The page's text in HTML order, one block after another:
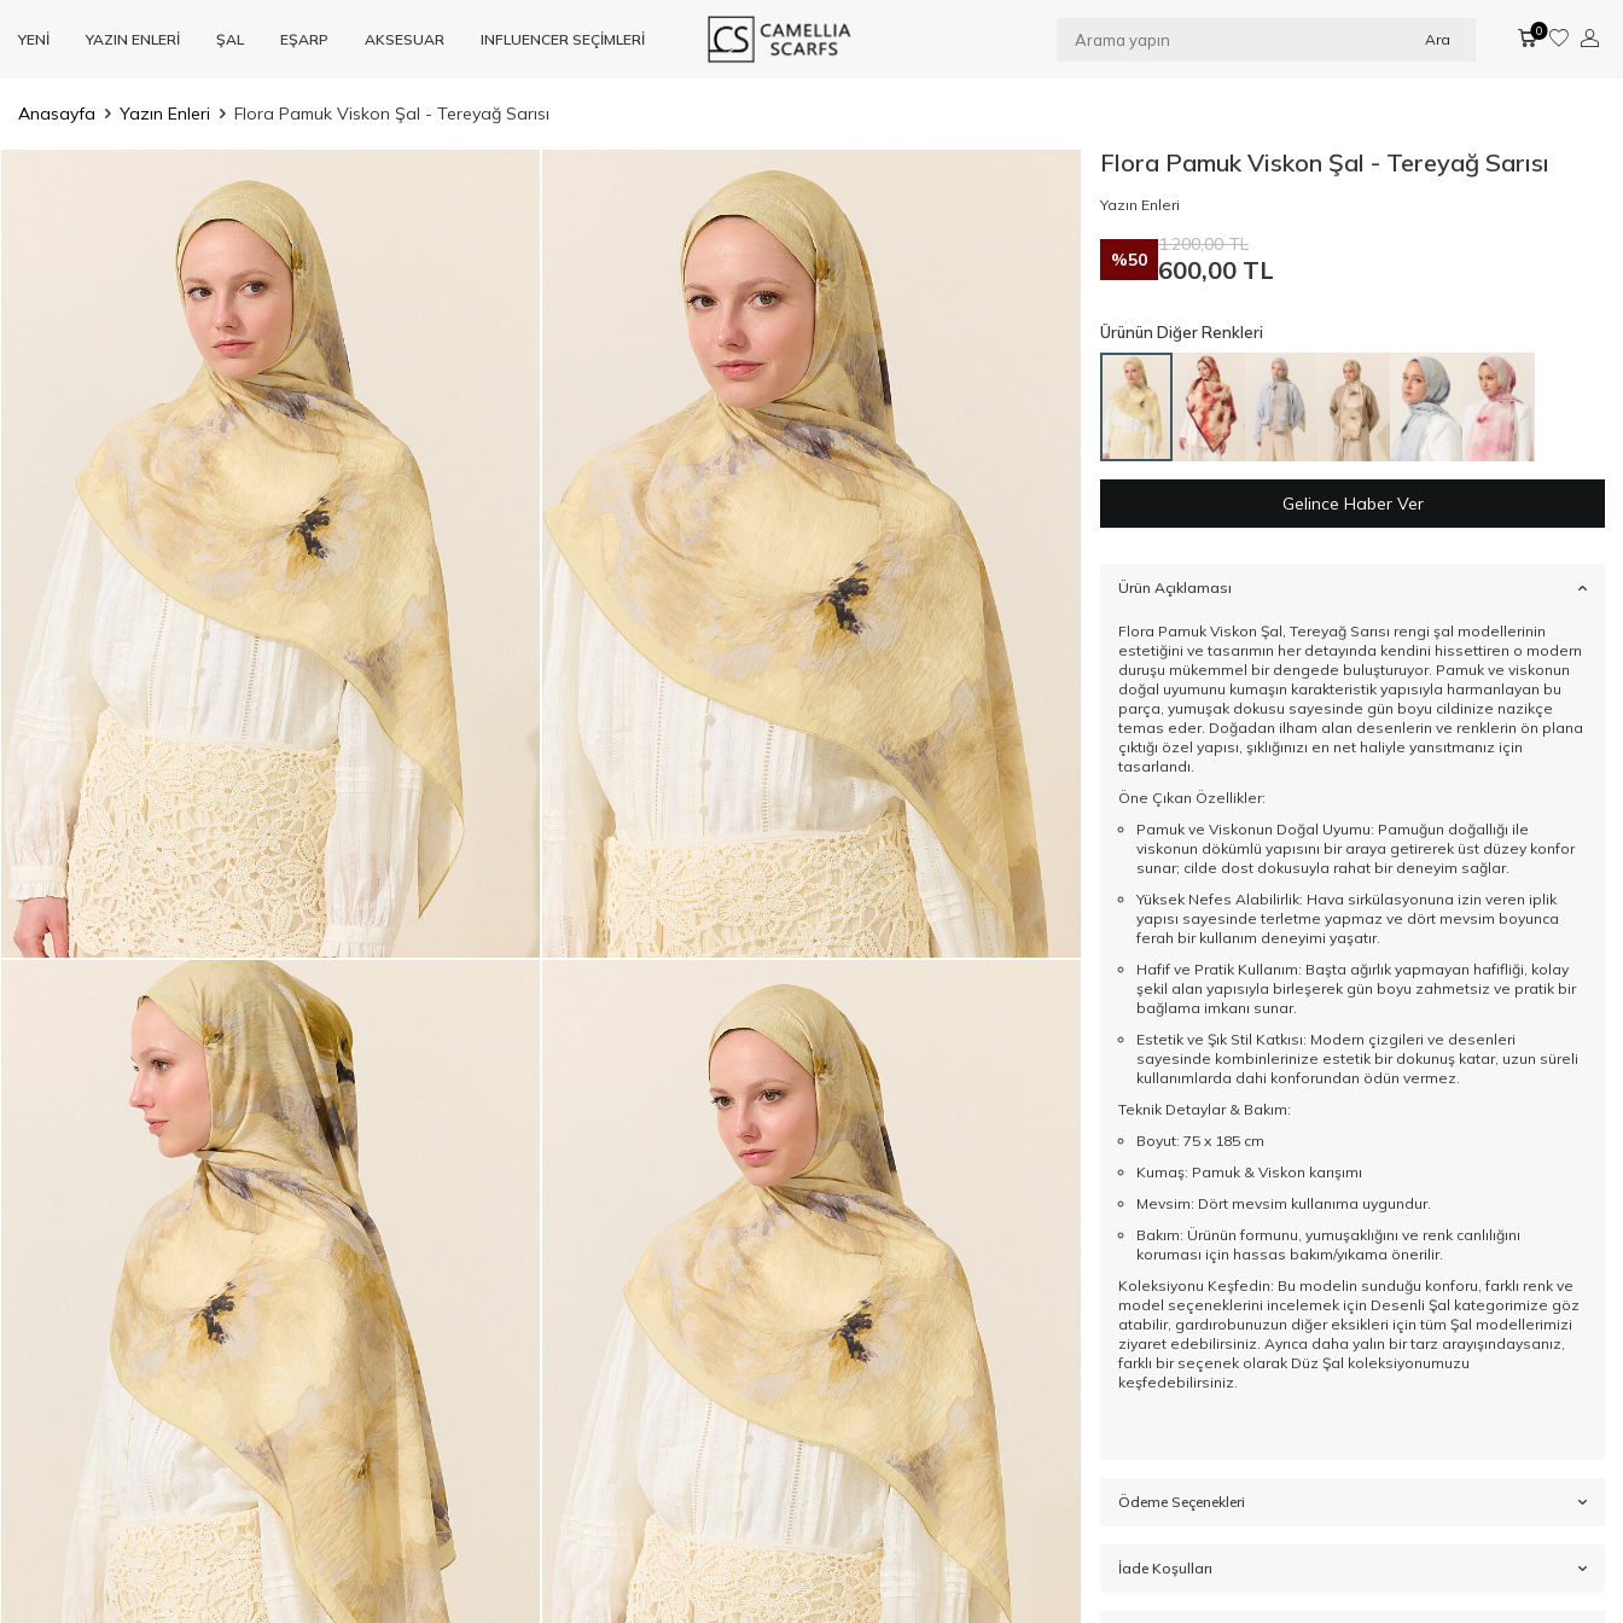
YENİ YAZIN ENLERİ ŞAL EŞARP AKSESUAR INFLUENCER SEÇİMLERİ Ara 0
Anasayfa Yazın Enleri Flora Pamuk Viskon Şal - Tereyağ Sarısı
Flora Pamuk Viskon Şal - Tereyağ Sarısı
Yazın Enleri
%50
1.200,00TL
600,00 TL
Ürünün Diğer Renkleri
Gelince Haber Ver
Ürün Açıklaması
Flora Pamuk Viskon Şal, Tereyağ Sarısı rengi şal modellerinin
estetiğini ve tasarımın her detayında kendini hissettiren o modern
duruşu mükemmel bir dengede buluşturuyor. Pamuk ve viskonun
doğal uyumunu kumaşın karakteristik yapısıyla harmanlayan bu
parça, yumuşak dokusu sayesinde gün boyu cildinize nazikçe
temas eder. Doğadan ilham alan desenlerin ve renklerin ön plana
çıktığı özel yapısı, şıklığınızı en net haliyle yansıtmanız için
tasarlandı.
Öne Çıkan Özellikler:
Pamuk ve Viskonun Doğal Uyumu: Pamuğun doğallığı ile
viskonun dökümlü yapısını bir araya getirerek üst düzey konfor
sunar; cilde dost dokusuyla rahat bir deneyim sağlar.
Yüksek Nefes Alabilirlik: Hava sirkülasyonuna izin veren iplik
yapısı sayesinde terletme yapmaz ve dört mevsim boyunca
ferah bir kullanım deneyimi yaşatır.
Hafif ve Pratik Kullanım: Başta ağırlık yapmayan hafifliği, kolay
şekil alan yapısıyla birleşerek gün boyu zahmetsiz ve pratik bir
bağlama imkanı sunar.
Estetik ve Şık Stil Katkısı: Modern çizgileri ve desenleri
sayesinde kombinlerinize estetik bir dokunuş katar, uzun süreli
kullanımlarda dahi konforundan ödün vermez.
Teknik Detaylar & Bakım:
Boyut: 75 x 185 cm
Kumaş: Pamuk & Viskon karışımı
Mevsim: Dört mevsim kullanıma uygundur.
Bakım: Ürünün formunu, yumuşaklığını ve renk canlılığını
koruması için hassas bakım/yıkama önerilir.
Koleksiyonu Keşfedin: Bu modelin sunduğu konforu, farklı renk ve
model seçeneklerini incelemek için Desenli Şal kategorimize göz
atabilir, gardırobunuzun diğer eksikleri için tüm Şal modellerimizi
ziyaret edebilirsiniz. Ayrıca daha yalın bir tarz arayışındaysanız,
farklı bir seçenek olarak Düz Şal koleksiyonumuzu
keşfedebilirsiniz.
Ödeme Seçenekleri
İade Koşulları